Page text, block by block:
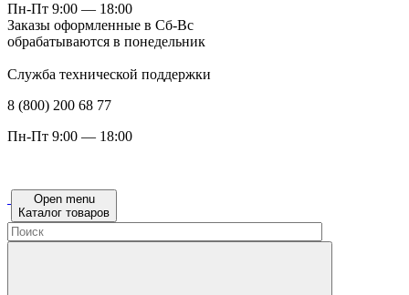
Пн-Пт 9:00 — 18:00
Заказы оформленные в Сб-Вс
обрабатываются в понедельник
Служба технической поддержки
8 (800) 200 68 77
Пн-Пт 9:00 — 18:00
Open menu
Каталог товаров